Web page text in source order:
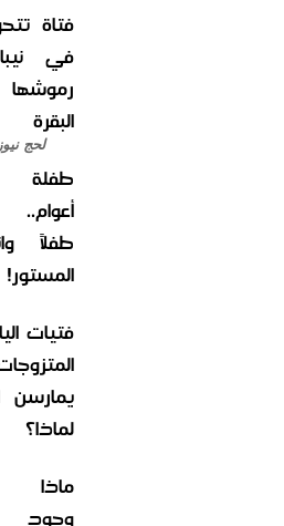
فتاة
في
البقرة
لحج
أعوام..
طفلاً
المستور!
فتيات
لماذا؟
ماذا
وجود